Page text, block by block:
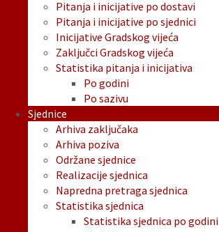
Pitanja i inicijative po dostavi
Pitanja i inicijative po sjednici
Inicijative Gradskog vijeća
Zaključci Gradskog vijeća
Statistika pitanja i inicijativa
Po godini
Po sazivu
Sjednice
Arhiva zaključaka
Arhiva poziva
Održane sjednice
Realizacije sjednica
Napredna pretraga sjednica
Statistika sjednica
Statistika sjednica po godini